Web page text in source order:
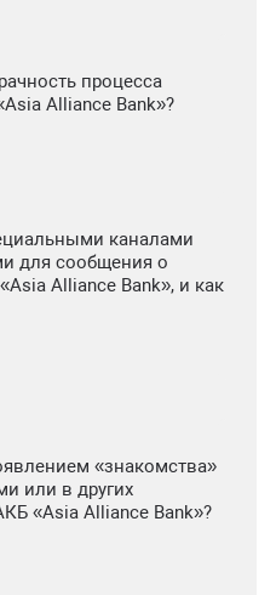
процесса
Alliance Bank»?
каналами
для сообщения о
Alliance Bank», и как
«знакомства»
или в других
«Asia Alliance Bank»?